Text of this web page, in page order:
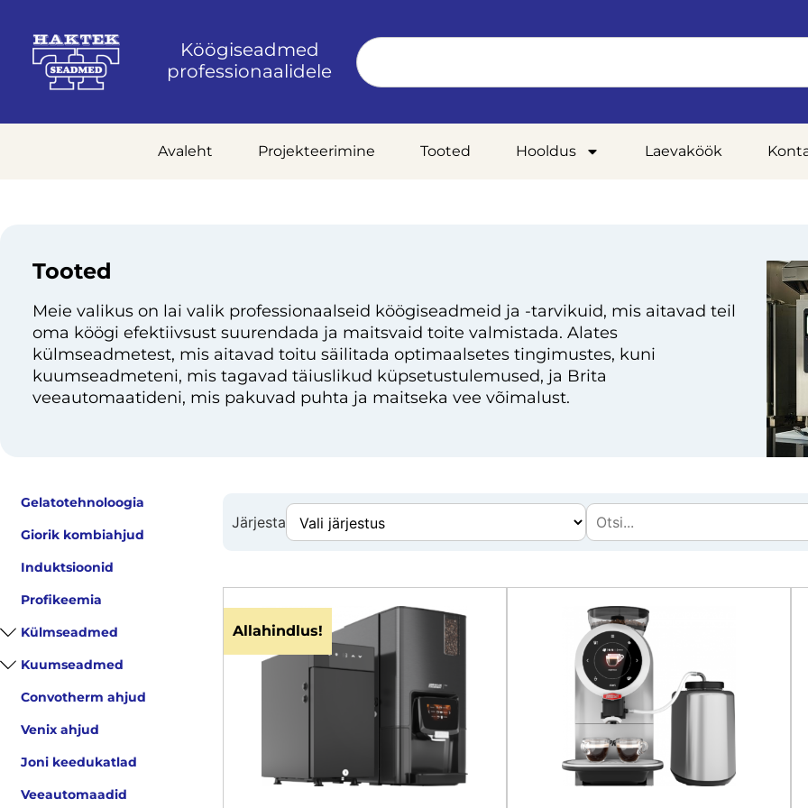
Köögiseadmed
professionaalidele
Avaleht Projekteerimine Tooted Hooldus Laevaköök
Tooted
Meie valikus on lai valik professionaalseid köögiseadmeid ja -tarvikuid, mis aitavad teil
oma köögi efektiivsust suurendada ja maitsvaid toite valmistada. Alates
külmseadmetest, mis aitavad toitu säilitada optimaalsetes tingimustes, kuni
kuumseadmeteni, mis tagavad täiuslikud küpsetustulemused, ja Brita
veeautomaatideni, mis pakuvad puhta ja maitseka vee võimalust.
Gelatotehnoloogia
Giorik kombiahjud
Induktsioonid
Profikeemia
Külmseadmed
Kuumseadmed
Convotherm ahjud
Venix ahjud
Joni keedukatlad
Veeautomaadid
Järjesta
Allahindlus!